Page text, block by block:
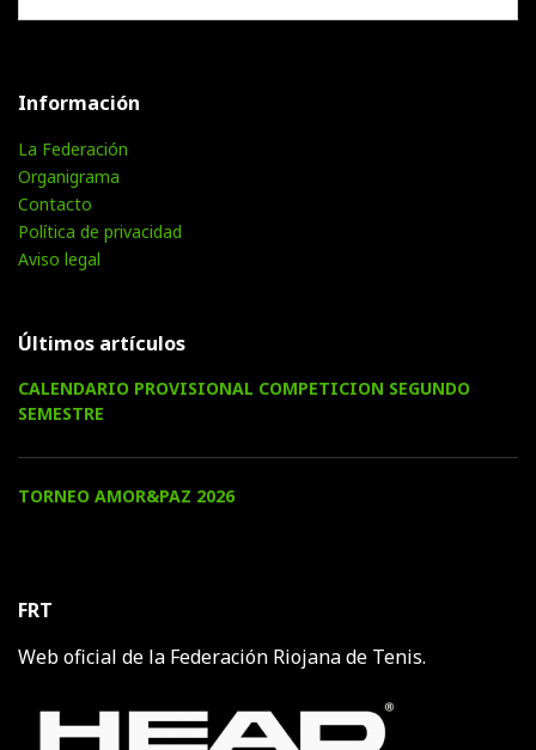
Información
La Federación
Organigrama
Contacto
Política de privacidad
Aviso legal
Últimos artículos
CALENDARIO PROVISIONAL COMPETICION SEGUNDO
SEMESTRE
TORNEO AMOR&PAZ 2026
FRT
Web oficial de la Federación Riojana de Tenis.